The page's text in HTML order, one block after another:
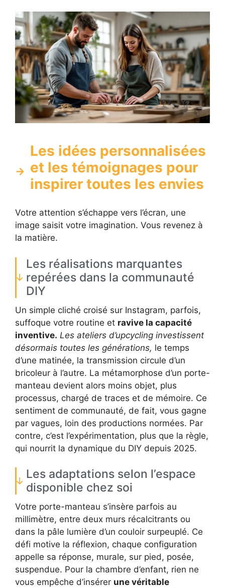
Les idées personnalisées
et les témoignages pour
inspirer toutes les envies
Votre attention s’échappe vers l’écran, une
image saisit votre imagination. Vous revenez à
la matière.
Les réalisations marquantes
repérées dans la communauté
DIY
Un simple cliché croisé sur Instagram, parfois,
suffoque votre routine et ravive la capacité
inventive. Les ateliers d’upcycling investissent
désormais toutes les générations, le temps
d’une matinée, la transmission circule d’un
bricoleur à l’autre. La métamorphose d’un porte-
manteau devient alors moins objet, plus
processus, chargé de traces et de mémoire. Ce
sentiment de communauté, de fait, vous gagne
par vagues, loin des productions normées. Par
contre, c’est l’expérimentation, plus que la règle,
qui nourrit la dynamique du DIY depuis 2025.
Les adaptations selon l’espace
disponible chez soi
Votre porte-manteau s’insère parfois au
millimètre, entre deux murs récalcitrants ou
dans la pâle lumière d’un couloir surpeuplé. Ce
défi motive la réflexion, chaque configuration
appelle sa réponse, murale, sur pied, posée,
suspendue. Pour la chambre d’enfant, rien ne
vous empêche d’insérer une véritable